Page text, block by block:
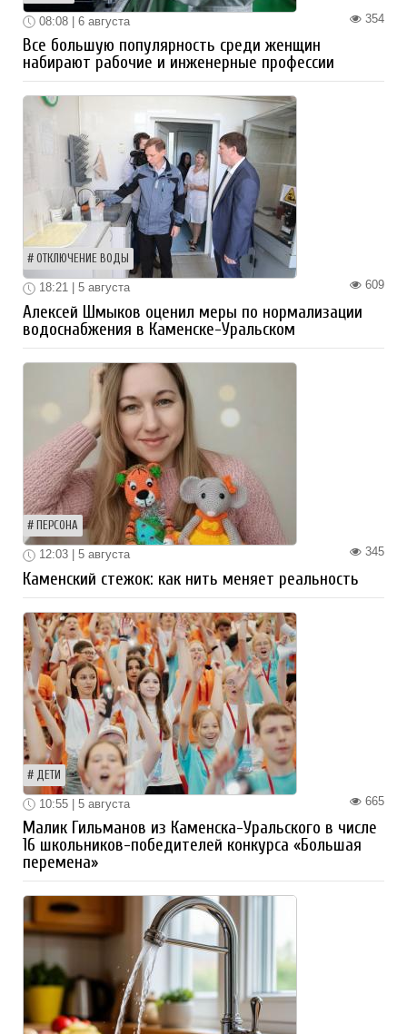
354
08:08 | 6 августа
Все большую популярность среди женщин
набирают рабочие и инженерные профессии
ОТКЛЮЧЕНИЕ ВОДЫ
609
18:21 | 5 августа
Алексей Шмыков оценил меры по нормализации
водоснабжения в Каменске-Уральском
ПЕРСОНА
345
12:03 | 5 августа
Каменский стежок: как нить меняет реальность
ДЕТИ
665
10:55 | 5 августа
Малик Гильманов из Каменска-Уральского в числе
16 школьников-победителей конкурса «Большая
перемена»